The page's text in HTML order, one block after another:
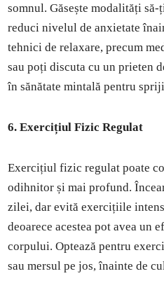
somnul. Găsește modalități
reduci nivelul de anxietate
tehnici de relaxare, precum
sau poți discuta cu un prieten
în sănătate mintală pentru
6. Exercițiul Fizic Regulat
Exercițiul fizic regulat poate
odihnitor și mai profund.
zilei, dar evită exercițiile
deoarece acestea pot avea un
corpului. Optează pentru
sau mersul pe jos, înainte de